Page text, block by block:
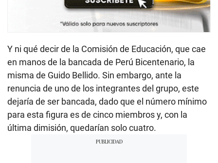
Y ni qué decir de la Comisión de Educación, que cae
en manos de la bancada de Perú Bicentenario, la
misma de Guido Bellido. Sin embargo, ante la
renuncia de uno de los integrantes del grupo, este
dejaría de ser bancada, dado que el número mínimo
para esta figura es de cinco miembros y, con la
última dimisión, quedarían solo cuatro.